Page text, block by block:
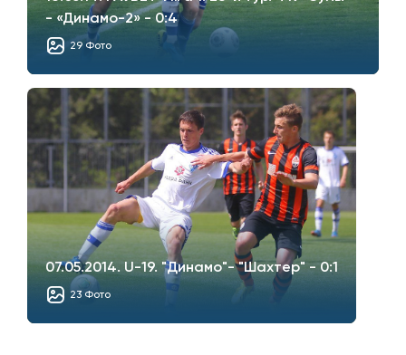
- «Динамо-2» - 0:4
29 Фото
07.05.2014. U-19. "Динамо"- "Шахтер" - 0:1
23 Фото